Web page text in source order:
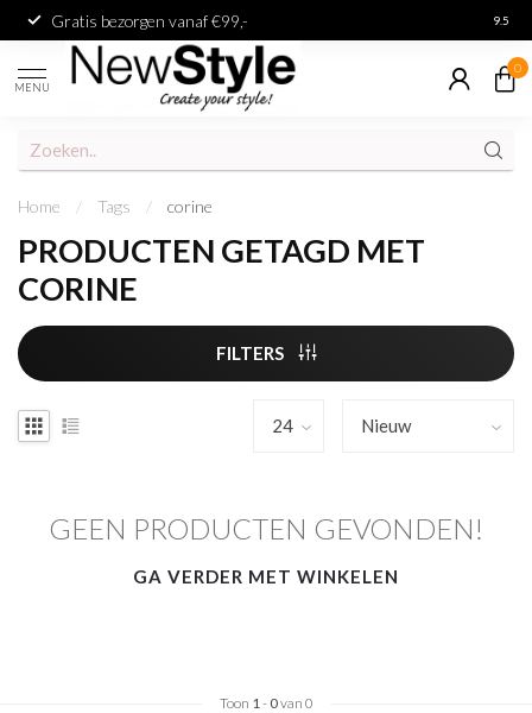
Gratis bezorgen vanaf €99,- 9.5
MENU
0
Home / Tags / corine
PRODUCTEN GETAGD MET
CORINE
FILTERS
GEEN PRODUCTEN GEVONDEN!
GA VERDER MET WINKELEN
Toon 1- 0van 0